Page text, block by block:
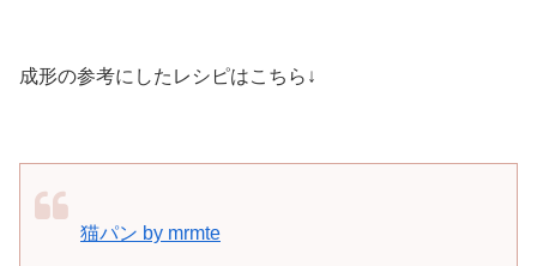
成形の参考にしたレシピはこちら↓
猫パン by mrmte